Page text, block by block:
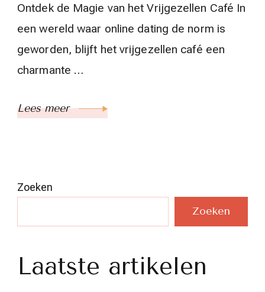
Ontdek de Magie van het Vrijgezellen Café In
een wereld waar online dating de norm is
geworden, blijft het vrijgezellen café een
charmante …
Lees meer
Zoeken
Zoeken
Laatste artikelen